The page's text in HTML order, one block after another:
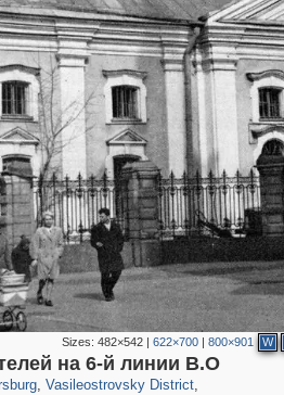
Sizes: 482×542| 622×700| 800×901 W
на 6-й линии В.О
, Vasileostrovsky District
14,243 482
,